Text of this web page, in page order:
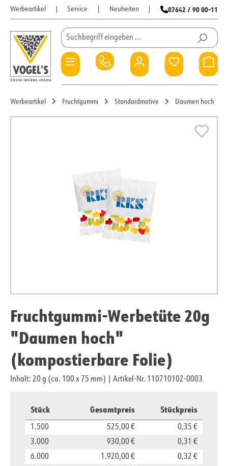
Zum Hauptinhalt springen
Werbeartikel Service Neuheiten 07642 / 90 00-11
Du hast 0
Werbeartikel Fruchtgummi Standardmotive Daumen hoch
Fruchtgummi-Werbetüte 20g
"Daumen hoch"
(kompostierbare Folie)
Inhalt: 20 g (ca. 100 x 75 mm) Artikel-Nr. 110710102-0003
Stück Gesamtpreis Stückpreis
1.500 525,00 €
0,35 €
3.000
930,00 €
0,31 €
6.000
1.920,00 €
0,32 €